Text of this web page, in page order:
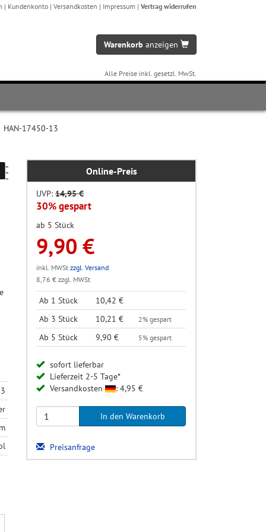
| Kundenkonto | Versandkosten | Impressum | Vertrag widerrufen
Warenkorb anzeigen
Alle Preise inkl. gesetzl. MwSt.
HAN-17450-13
Online-Preis
UVP:14,95 €
30% gespart
ab 5 Stück
9,90 €
inkl. MWStzzgl. Versand
8,76 € zzgl. MWSt
Ab 1 Stück
10,42 €
Ab 3 Stück
10,21 € 2% gespart
Ab 5 Stück 9,90 € 5% gespart
sofort lieferbar
Lieferzeit 2-5 Tage*
Versandkosten
: 4,95 €
Preisanfrage